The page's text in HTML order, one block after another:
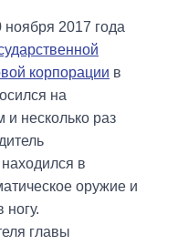
ноября 2017 года
корпорации в
на
и несколько раз
в
оружие и
главы